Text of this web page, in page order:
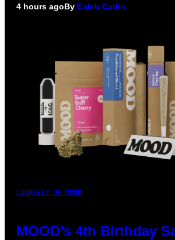
4 hours agoBy Caleb Catlin
COURTESY OF MOOD
MOOD’s 4th Birthday